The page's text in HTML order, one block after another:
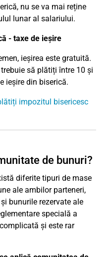
nu se va mai reține
lunar al salariului.
- taxe de ieșire
ieșirea este gratuită.
să plătiți între 10 și
ieșire din biserică.
impozitul bisericesc
de bunuri?
diferite tipuri de mase
ale ambilor parteneri,
bunurile rezervate ale
specială a
și este rar